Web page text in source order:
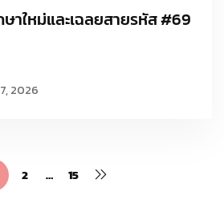
ใหม่และเฉลยสายรหัส #69
2026
2 … 15